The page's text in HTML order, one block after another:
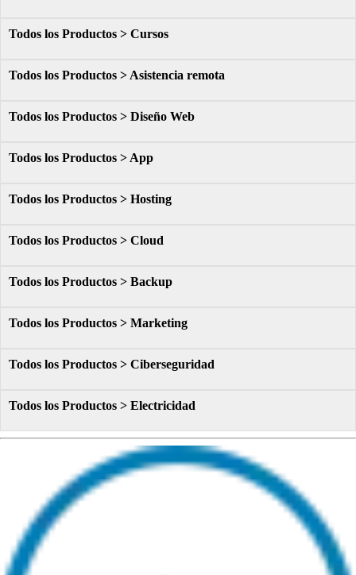
Todos los Productos > Cursos
Todos los Productos > Asistencia remota
Todos los Productos > Diseño Web
Todos los Productos > App
Todos los Productos > Hosting
Todos los Productos > Cloud
Todos los Productos > Backup
Todos los Productos > Marketing
Todos los Productos > Ciberseguridad
Todos los Productos > Electricidad